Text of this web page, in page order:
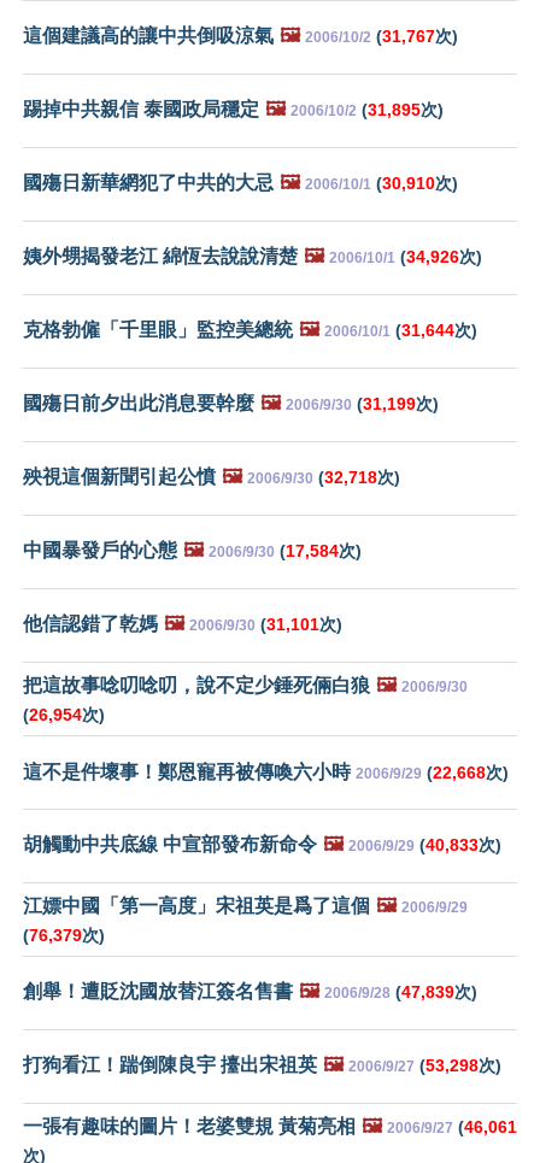
這個建議高的讓中共倒吸涼氣 🖼️ 2006/10/2 (31,767次)
踢掉中共親信 泰國政局穩定 🖼️ 2006/10/2 (31,895次)
國殤日新華網犯了中共的大忌 🖼️ 2006/10/1 (30,910次)
姨外甥揭發老江 綿恆去說說清楚 🖼️ 2006/10/1 (34,926次)
克格勃僱「千里眼」監控美總統 🖼️ 2006/10/1 (31,644次)
國殤日前夕出此消息要幹麼 🖼️ 2006/9/30 (31,199次)
殃視這個新聞引起公憤 🖼️ 2006/9/30 (32,718次)
中國暴發戶的心態 🖼️ 2006/9/30 (17,584次)
他信認錯了乾媽 🖼️ 2006/9/30 (31,101次)
把這故事唸叨唸叨，說不定少錘死倆白狼 🖼️ 2006/9/30
(26,954次)
這不是件壞事！鄭恩寵再被傳喚六小時 2006/9/29 (22,668次)
胡觸動中共底線 中宣部發布新命令 🖼️ 2006/9/29 (40,833次)
江嫖中國「第一高度」宋祖英是爲了這個 🖼️ 2006/9/29
(76,379次)
創舉！遭貶沈國放替江簽名售書 🖼️ 2006/9/28 (47,839次)
打狗看江！踹倒陳良宇 擡出宋祖英 🖼️ 2006/9/27 (53,298次)
一張有趣味的圖片！老婆雙規 黃菊亮相 🖼️ 2006/9/27 (46,061
次)